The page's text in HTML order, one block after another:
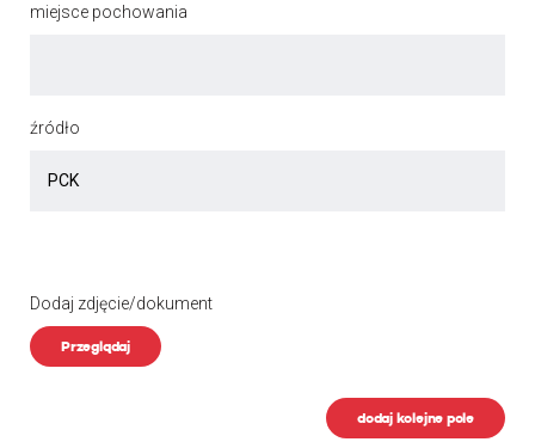
miejsce pochowania
źródło
Dodaj zdjęcie/dokument
Przeglądaj
dodaj kolejne pole